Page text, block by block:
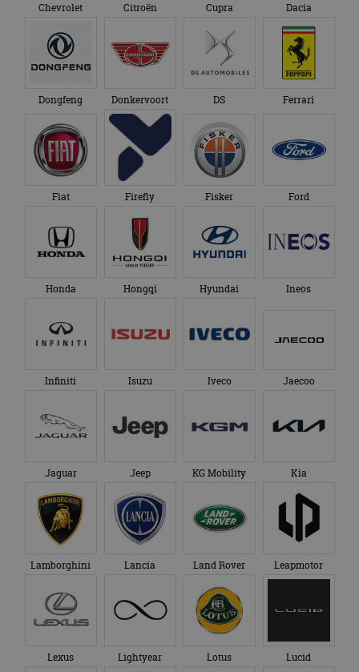
Chevrolet Citroën Cupra Dacia
Dongfeng Donkervoort DS Ferrari
Fiat Firefly Fisker Ford
Honda Hongqi Hyundai Ineos
Infiniti Isuzu Iveco Jaecoo
Jaguar Jeep KG Mobility Kia
Lamborghini Lancia Land Rover Leapmotor
Lexus Lightyear Lotus Lucid